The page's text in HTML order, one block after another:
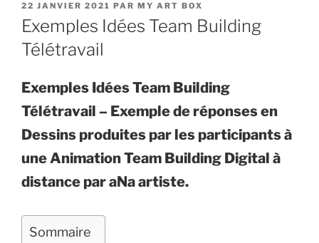
PUBLIÉ
LE
22 JANVIER 2021 PAR MY ART BOX
Exemples Idées Team Building
Télétravail
Exemples Idées Team Building
Télétravail – Exemple de réponses en
Dessins produites par les participants à
une Animation Team Building Digital à
distance par aNa artiste.
Sommaire